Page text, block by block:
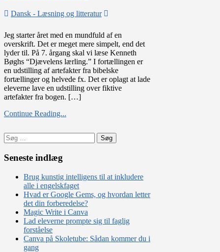
Dansk - Læsning og litteratur
af
artefakter
til
litteraturlæsning
Jeg starter året med en mundfuld af en
overskrift. Det er meget mere simpelt, end det
lyder til. På 7. årgang skal vi læse Kenneth
Bøghs “Djævelens lærling.” I fortællingen er
en udstilling af artefakter fra bibelske
fortællinger og helvede fx. Det er oplagt at lade
eleverne lave en udstilling over fiktive
artefakter fra bogen. […]
Continue Reading...
Søg
efter:
Seneste indlæg
Brug kunstig intelligens til at inkludere
alle i engelskfaget
Hvad er Google Gems, og hvordan letter
det din forberedelse?
Magic Write i Canva
Lad eleverne prompte sig til faglig
forståelse
Canva på Skoletube: Sådan kommer du i
gang